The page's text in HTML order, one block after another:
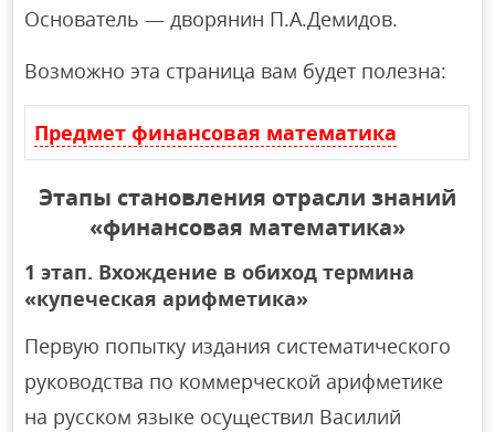
Основатель — дворянин П.А.Демидов.
Возможно эта страница вам будет полезна:
Предмет финансовая математика
Этапы становления отрасли знаний
«финансовая математика»
1 этап. Вхождение в обиход термина
«купеческая арифметика»
Первую попытку издания систематического
руководства по коммерческой арифметике
на русском языке осуществил Василий